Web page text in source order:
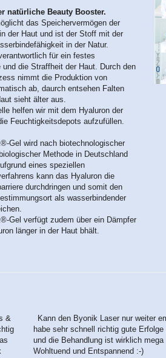
natürliche Beauty Booster.
das Speichervermögen der
der Haut und ist der Stoff mit der
in der Natur.
für ein festes
und die Straffheit der Haut. Durch den
nimmt die Produktion von
ab, daurch entsehen Falten
sieht älter aus.
helfen wir mit dem Hyaluron der
Feuchtigkeitsdepots aufzufüllen.
Gel wird nach biotechnologischer
Methode in Deutschland
eines speziellen
kann das Hyaluron die
durchdringen und somit den
als wasserbindender
Gel verfügt zudem über ein Dämpfer
länger in der Haut bhält.
&
Kann den Byonik Laser nur weiter
habe sehr schnell richtig gute Erfolge
und die Behandlung ist wirklich mega
Wohltuend und Entspannend :-)